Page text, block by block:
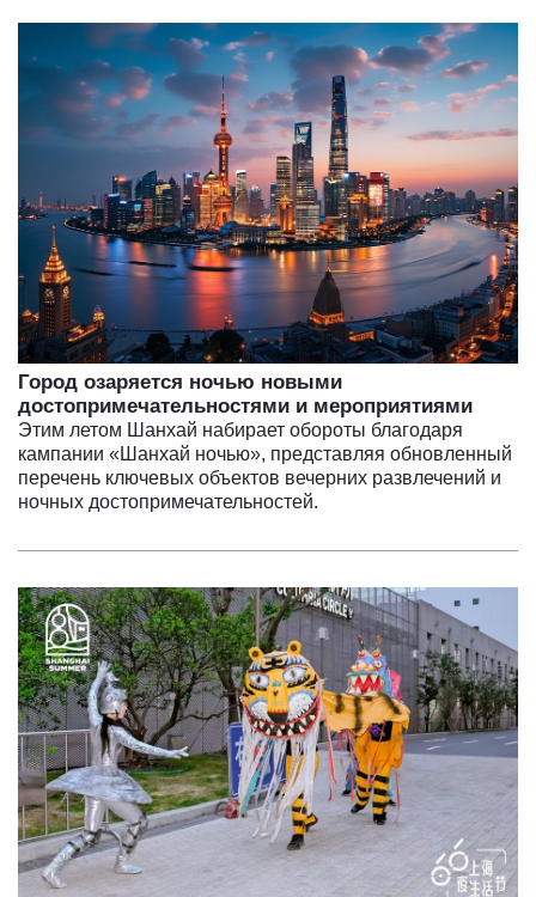
Город озаряется ночью новыми
достопримечательностями и мероприятиями
Этим летом Шанхай набирает обороты благодаря
кампании «Шанхай ночью», представляя обновленный
перечень ключевых объектов вечерних развлечений и
ночных достопримечательностей.